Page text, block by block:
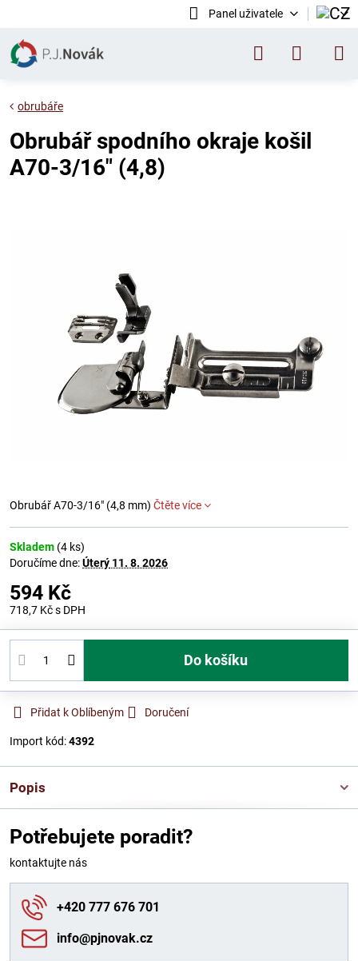
Panel uživatele
obrubáře
Obrubář spodního okraje košil
A70-3/16" (4,8)
Obrubář A70-3/16" (4,8 mm) Čtěte více
Skladem (4 ks)
Doručíme dne:Úterý 11. 8. 2026
594 Kč
718,7 Kčs DPH
Do košíku
Přidat k Oblíbeným Doručení
Import kód:4392
Popis
Potřebujete poradit?
kontaktujte nás
+420 777 676 701
info​@pjnovak​.cz